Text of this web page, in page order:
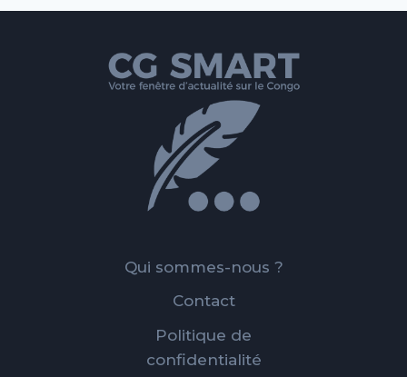
Qui sommes-nous ?
Contact
Politique de
confidentialité